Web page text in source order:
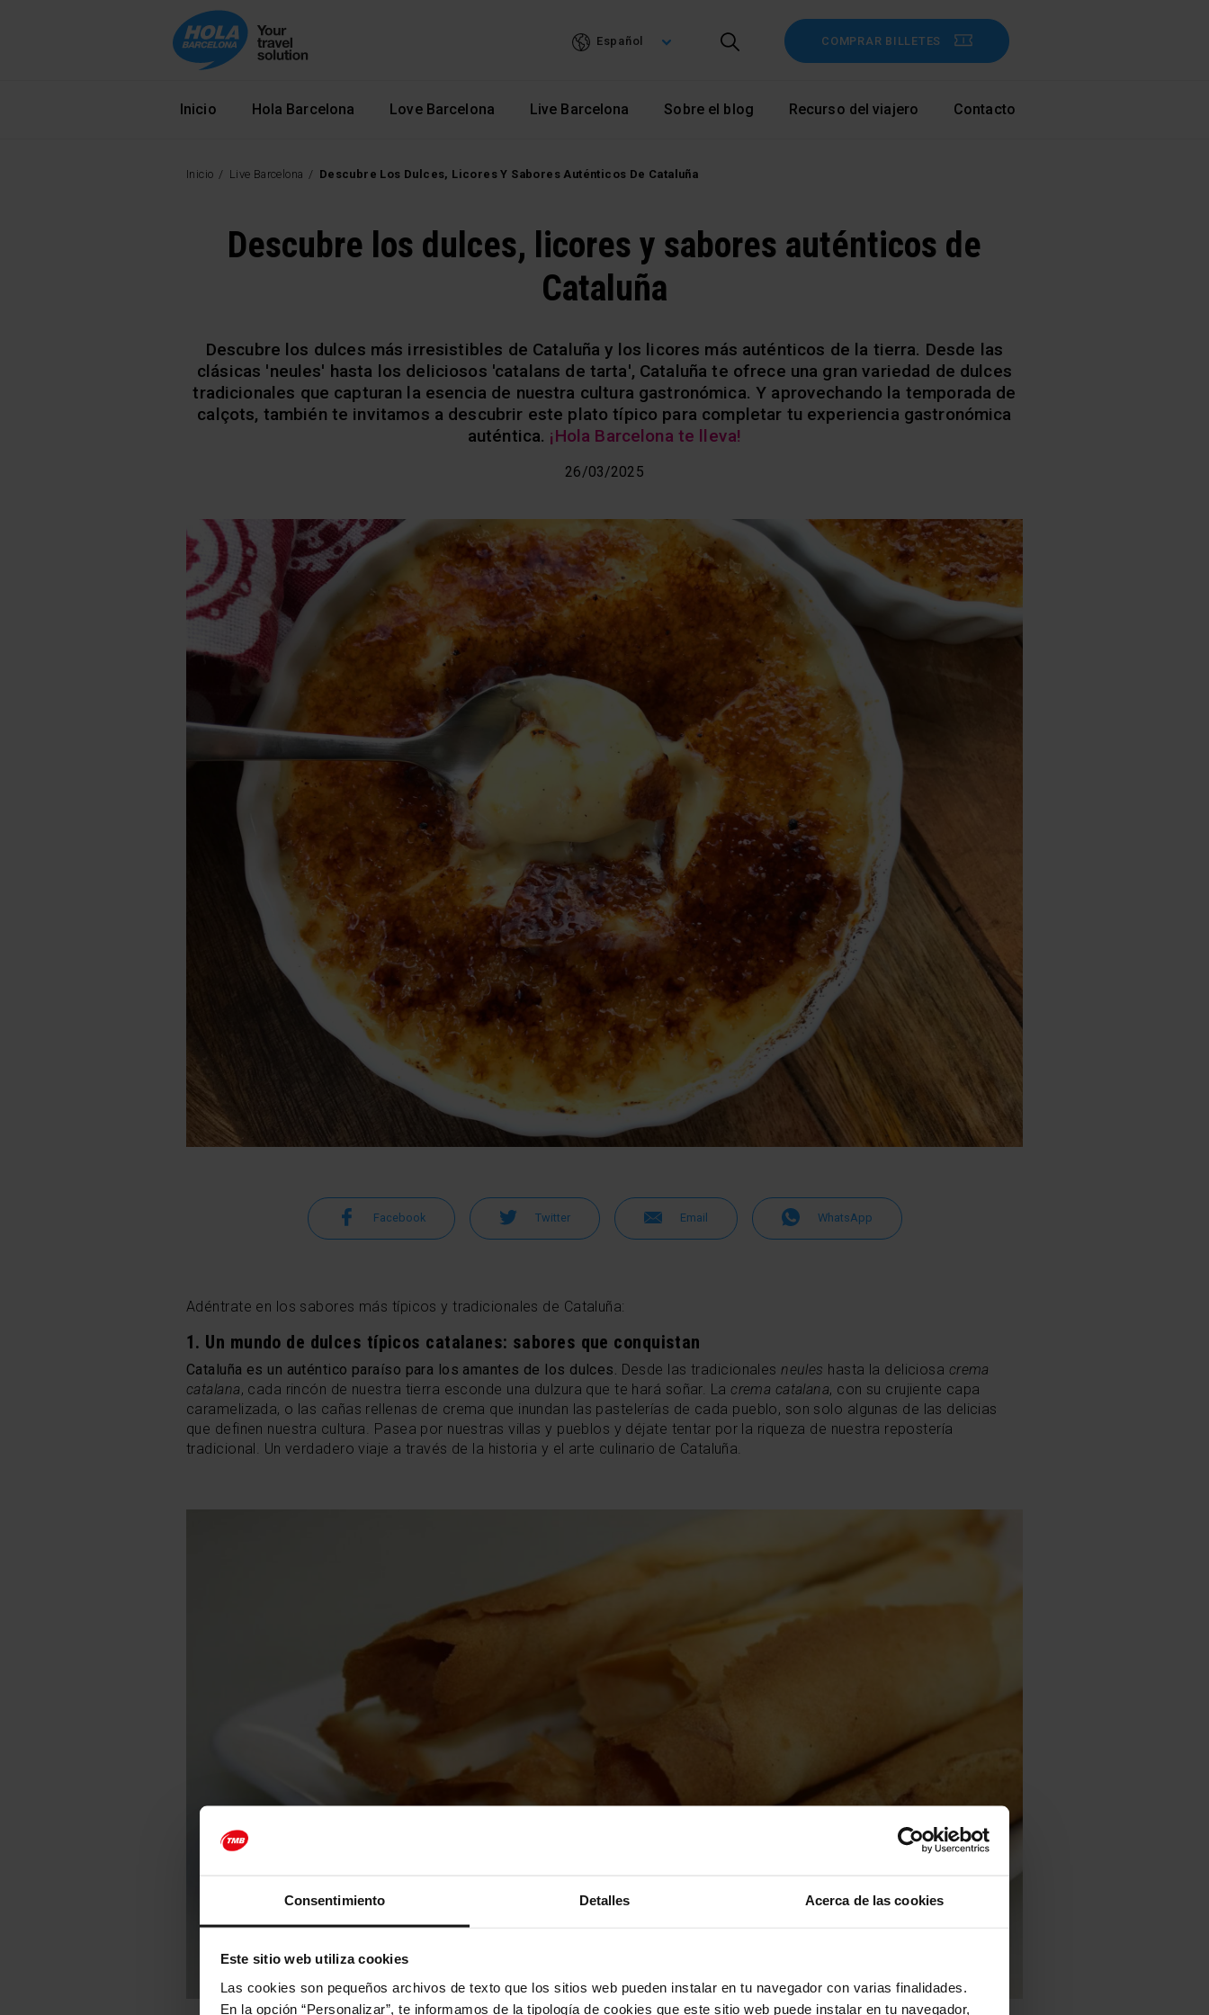
Consentimiento Detalles Acerca de las cookies
Este sitio web utiliza cookies
Las cookies son pequeños archivos de texto que los sitios web pueden instalar en tu navegador con varias finalidades.
En la opción “Personalizar”, te informamos de la tipología de cookies que este sitio web puede instalar en tu navegador,
COMPRAR BILLETES
Español
Navegació principal
Inicio Hola Barcelona Love Barcelona Live Barcelona Sobre el blog Recurso del viajero Contacto
Inicio Live Barcelona Descubre Los Dulces, Licores Y Sabores Auténticos De Cataluña
Descubre los dulces, licores y sabores auténticos de
Cataluña
Descubre los dulces más irresistibles de Cataluña y los licores más auténticos de la tierra. Desde las
clásicas 'neules' hasta los deliciosos 'catalans de tarta', Cataluña te ofrece una gran variedad de dulces
tradicionales que capturan la esencia de nuestra cultura gastronómica. Y aprovechando la temporada de
calçots, también te invitamos a descubrir este plato típico para completar tu experiencia gastronómica
auténtica. ¡Hola Barcelona te lleva!
26/03/2025
Facebook Twitter Email WhatsApp
Adéntrate en los sabores más típicos y tradicionales de Cataluña:
1. Un mundo de dulces típicos catalanes: sabores que conquistan
Cataluña es un auténtico paraíso para los amantes de los dulces. Desde las tradicionalesneules hasta la deliciosa crema
catalana, cada rincón de nuestra tierra esconde una dulzura que te hará soñar. La crema catalana, con su crujiente capa
caramelizada, o las cañas rellenas de crema que inundan las pastelerías de cada pueblo, son solo algunas de las delicias
que definen nuestra cultura. Pasea por nuestras villas y pueblos y déjate tentar por la riqueza de nuestra repostería
tradicional. Un verdadero viaje a través de la historia y el arte culinario de Cataluña.